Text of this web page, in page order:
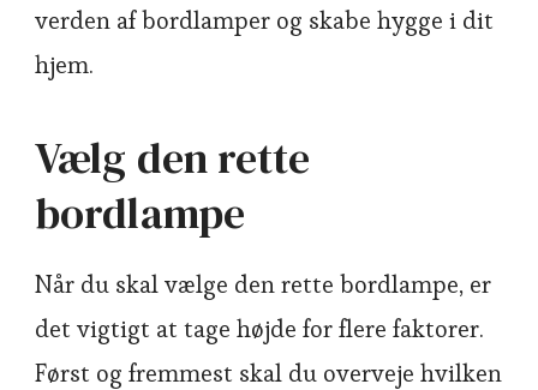
verden af bordlamper og skabe hygge i dit
hjem.
Vælg den rette
bordlampe
Når du skal vælge den rette bordlampe, er
det vigtigt at tage højde for flere faktorer.
Først og fremmest skal du overveje hvilken